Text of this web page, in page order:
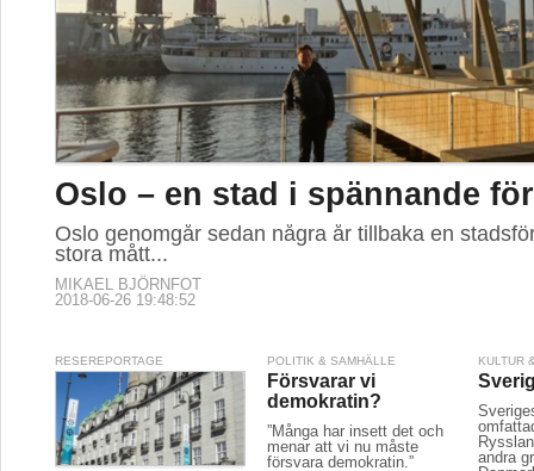
Oslo – en stad i spännande
Oslo genomgår sedan några år tillbaka en
stora mått...
MIKAEL BJÖRNFOT
2018-06-26 19:48:52
RESEREPORTAGE POLITIK & SAMHÄLLE
Försvarar vi
demokratin?
”Många har insett det och
menar att vi nu måste
försvara demokratin.”
KULTUR
andra